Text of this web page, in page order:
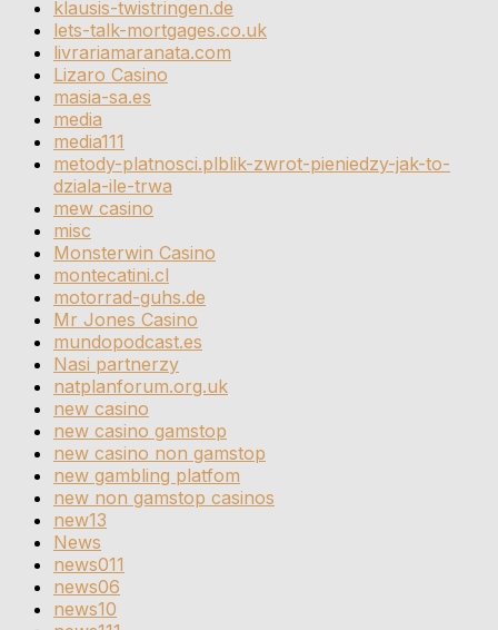
klausis-twistringen.de
lets-talk-mortgages.co.uk
livrariamaranata.com
Lizaro Casino
masia-sa.es
media
media111
metody-platnosci.plblik-zwrot-pieniedzy-jak-to-
dziala-ile-trwa
mew casino
misc
Monsterwin Casino
montecatini.cl
motorrad-guhs.de
Mr Jones Casino
mundopodcast.es
Nasi partnerzy
natplanforum.org.uk
new casino
new casino gamstop
new casino non gamstop
new gambling platfom
new non gamstop casinos
new13
News
news011
news06
news10